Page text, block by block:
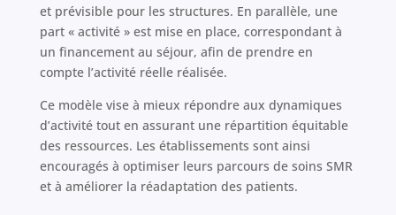
et prévisible pour les structures. En parallèle, une
part « activité » est mise en place, correspondant à
un financement au séjour, afin de prendre en
compte l’activité réelle réalisée.
Ce modèle vise à mieux répondre aux dynamiques
d’activité tout en assurant une répartition équitable
des ressources. Les établissements sont ainsi
encouragés à optimiser leurs parcours de soins SMR
et à améliorer la réadaptation des patients.